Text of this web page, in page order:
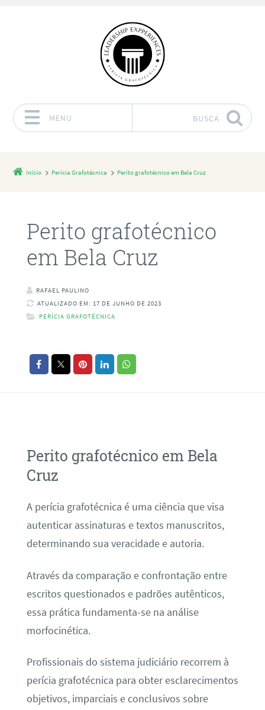
MENU BUSCA
Início Perícia Grafotécnica Perito grafotécnico em Bela Cruz
Perito grafotécnico
em Bela Cruz
RAFAEL PAULINO
ATUALIZADO EM: 17 DE JUNHO DE 2023
PERÍCIA GRAFOTÉCNICA
Perito grafotécnico em Bela
Cruz
A perícia grafotécnica é uma ciência que visa
autenticar assinaturas e textos manuscritos,
determinando sua veracidade e autoria.
Através da comparação e confrontação entre
escritos questionados e padrões autênticos,
essa prática fundamenta-se na análise
morfocinética.
Profissionais do sistema judiciário recorrem à
perícia grafotécnica para obter esclarecimentos
objetivos, imparciais e conclusivos sobre